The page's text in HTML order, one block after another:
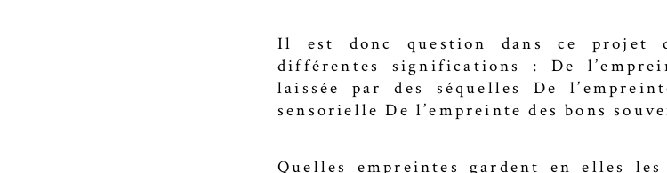
Il est donc question dans ce projet
différentes significations : De
laissée par des séquelles De
sensorielle De l’empreinte des bons
Quelles empreintes gardent en elles